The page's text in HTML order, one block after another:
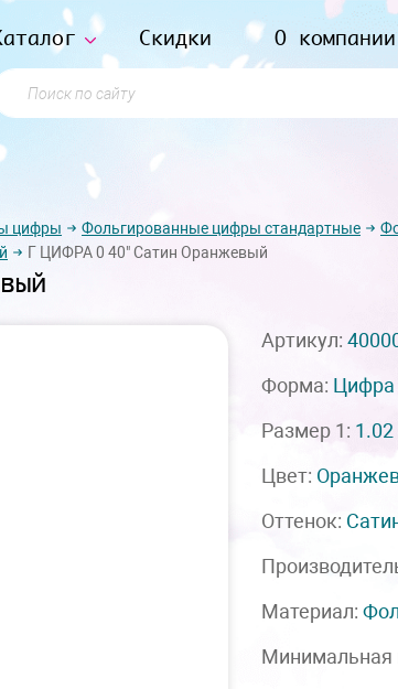
Скидки О компании
по сайту
цифры Фольгированные цифры стандартные
Г ЦИФРА 0 40" Сатин Оранжевый
Артикул:
Форма: Цифра
Размер 1:
Цвет:
Оттенок:
Материал:
Минимальная